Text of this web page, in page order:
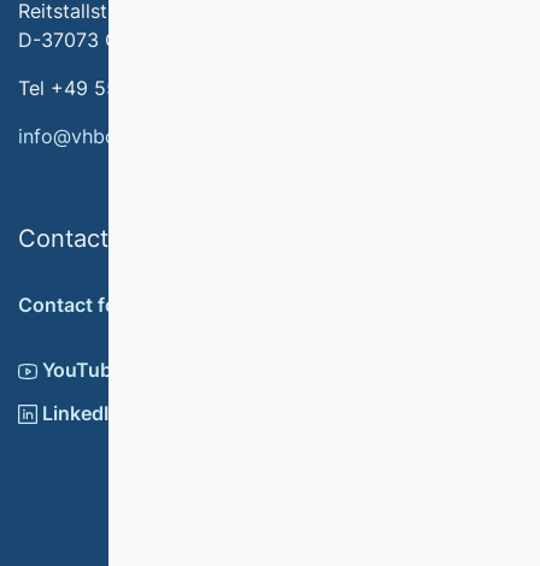
Reitstallstr. 7
D-37073 Göttingen
Tel +49 551 79778-566
info@vhbonline.org
Contact
Contact form
YouTube
LinkedIn